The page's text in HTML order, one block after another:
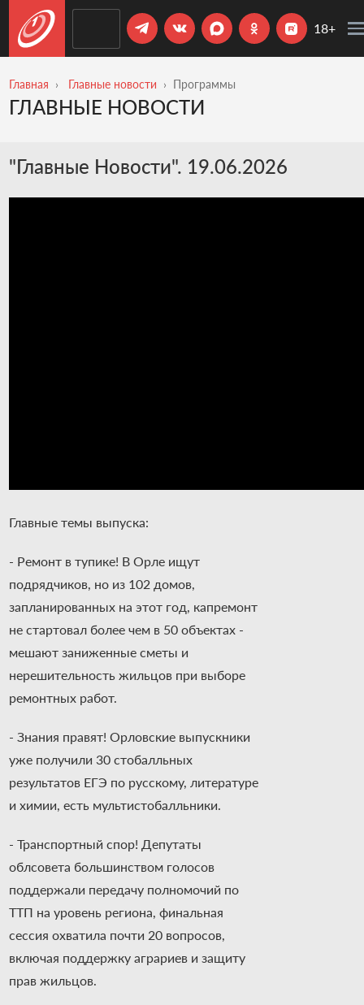
18+
Главная Главные новости Программы
ГЛАВНЫЕ НОВОСТИ
"Главные Новости". 19.06.2026
Главные темы выпуска:
- Ремонт в тупике! В Орле ищут
подрядчиков, но из 102 домов,
запланированных на этот год, капремонт
не стартовал более чем в 50 объектах -
мешают заниженные сметы и
нерешительность жильцов при выборе
ремонтных работ.
- Знания правят! Орловские выпускники
уже получили 30 стобалльных
результатов ЕГЭ по русскому, литературе
и химии, есть мультистобалльники.
- Транспортный спор! Депутаты
облсовета большинством голосов
поддержали передачу полномочий по
ТТП на уровень региона, финальная
сессия охватила почти 20 вопросов,
включая поддержку аграриев и защиту
прав жильцов.